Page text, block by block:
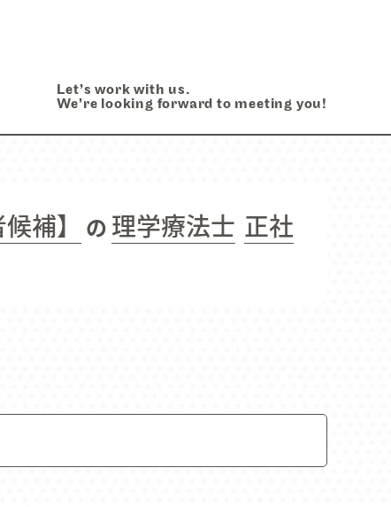
せ
Let’s work with us.
We’re looking forward to meeting you!
補】 の 理学療法士 正社